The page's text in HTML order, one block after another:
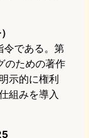
令である。第
のための著作
示的に権利
組みを導入